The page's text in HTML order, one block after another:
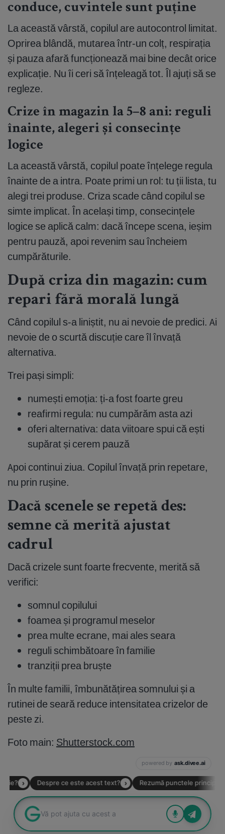
conduce, cuvintele sunt puține
La această vârstă, copilul are autocontrol limitat.
Oprirea blândă, mutarea într-un colț, respirația
și pauza afară funcționează mai bine decât orice
explicație. Nu îi ceri să înțeleagă tot. Îl ajuți să se
regleze.
Crize în magazin la 5–8 ani: reguli
înainte, alegeri și consecințe
logice
La această vârstă, copilul poate înțelege regula
înainte de a intra. Poate primi un rol: tu ții lista, tu
alegi trei produse. Criza scade când copilul se
simte implicat. În același timp, consecințele
logice se aplică calm: dacă începe scena, ieșim
pentru pauză, apoi revenim sau încheiem
cumpărăturile.
După criza din magazin: cum
repari fără morală lungă
Când copilul s-a liniștit, nu ai nevoie de predici. Ai
nevoie de o scurtă discuție care îl învață
alternativa.
Trei pași simpli:
numești emoția: ți-a fost foarte greu
reafirmi regula: nu cumpărăm asta azi
oferi alternativa: data viitoare spui că ești
supărat și cerem pauză
Apoi continui ziua. Copilul învață prin repetare,
nu prin rușine.
Dacă scenele se repetă des:
semne că merită ajustat
cadrul
Dacă crizele sunt foarte frecvente, merită să
verifici:
somnul copilului
foamea și programul meselor
prea multe ecrane, mai ales seara
reguli schimbătoare în familie
tranziții prea bruște
În multe familii, îmbunătățirea somnului și a
rutinei de seară reduce intensitatea crizelor de
peste zi.
Foto main: Shutterstock.com